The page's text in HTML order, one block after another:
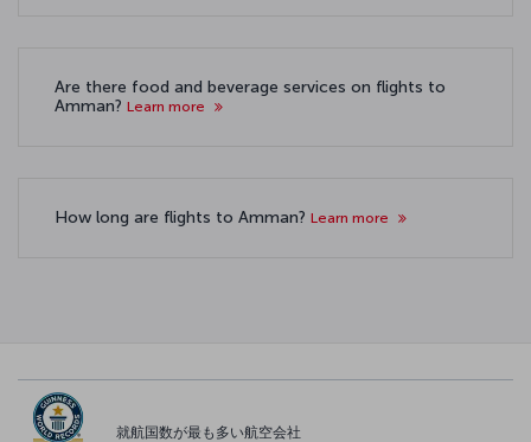
Are there food and beverage services on flights to
Amman? Learn more
How long are flights to Amman? Learn more
就航国数が最も多い航空会社